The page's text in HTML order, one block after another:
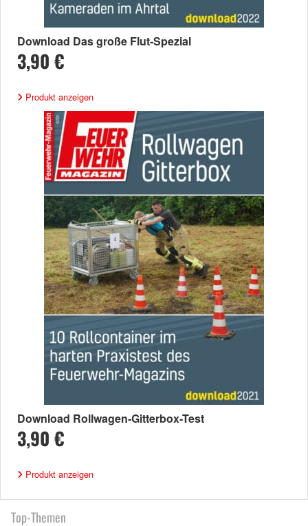
Download Das große Flut-Spezial
3,90 €
Produkt anzeigen
Download Rollwagen-Gitterbox-Test
3,90 €
Produkt anzeigen
Top-Themen